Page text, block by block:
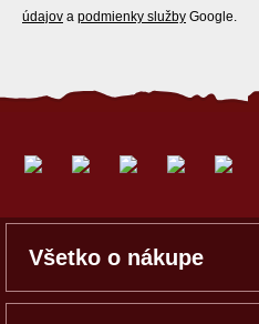
údajov a podmienky služby Google.
Všetko o nákupe